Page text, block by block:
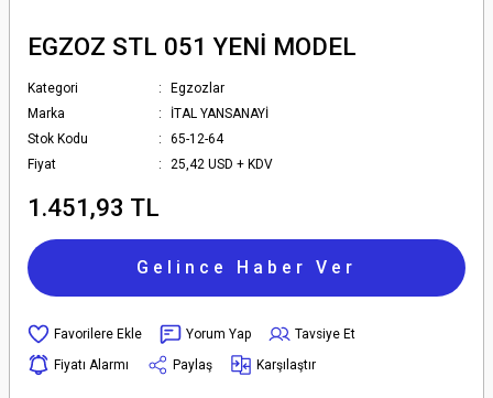
EGZOZ STL 051 YENİ MODEL
Kategori
Egzozlar
Marka
İTAL YANSANAYİ
Stok Kodu
65-12-64
Fiyat
25,42 USD + KDV
1.451,93 TL
Gelince Haber Ver
Yorum Yap
Tavsiye Et
Fiyatı Alarmı
Paylaş Karşılaştır